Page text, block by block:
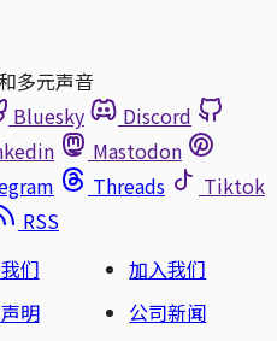
多元声音
Bluesky
Discord
Mastodon
Threads
Tiktok
RSS
们
加入我们
明
公司新闻